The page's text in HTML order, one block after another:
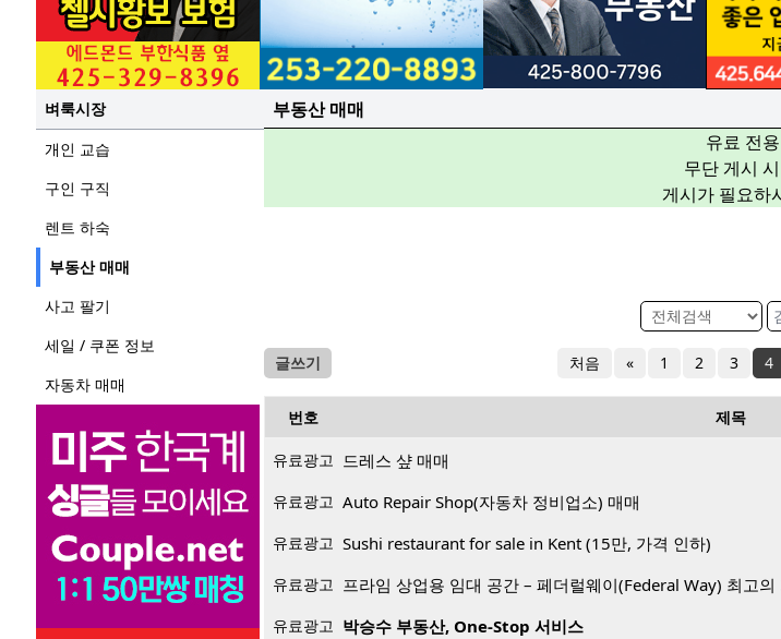
벼룩시장
개인 교습
구인 구직
렌트 하숙
부동산 매매
사고 팔기
세일 / 쿠폰 정보
자동차 매매
부동산 매매
유료 전
무단 게시
게시가 필요하
글쓰기 처음 « 1 2 3 4
번호 제목
유료광고 드레스 샾 매매
유료광고 Auto Repair Shop(자동차 정비업소) 매매
유료광고 Sushi restaurant for sale in Kent (15만, 가격 인하)
유료광고 프라임 상업용 임대 공간 – 페더럴웨이(Federal Way) 최고의
유료광고 박승수 부동산, One-Stop 서비스